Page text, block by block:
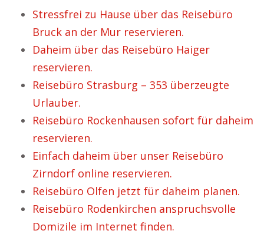
Stressfrei zu Hause über das Reisebüro
Bruck an der Mur reservieren.
Daheim über das Reisebüro Haiger
reservieren.
Reisebüro Strasburg – 353 überzeugte
Urlauber.
Reisebüro Rockenhausen sofort für daheim
reservieren.
Einfach daheim über unser Reisebüro
Zirndorf online reservieren.
Reisebüro Olfen jetzt für daheim planen.
Reisebüro Rodenkirchen anspruchsvolle
Domizile im Internet finden.